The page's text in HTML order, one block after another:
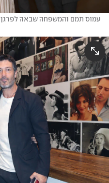
עמוס תמם והמשפחה שבאה לפרגן